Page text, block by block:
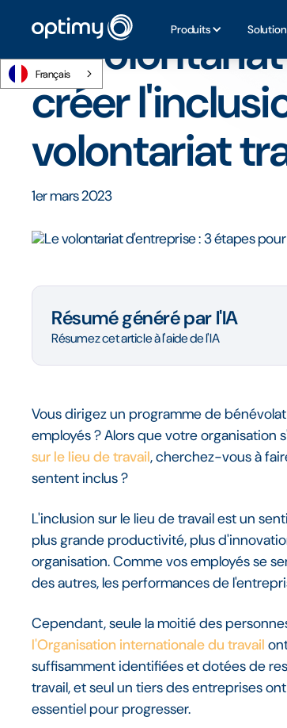
Produits
Français
Le volontariat d'entreprise :
Le
créer
volontariat
1er mars 2023
Résumé généré par l'IA
Résumez cet article à l'aide de l'IA
Vous dirigez un programme de
employés ? Alors que votre organisation
sur le lieu de travail, cherchez-vous à
sentent inclus ?
L'inclusion sur le lieu de travail est un
plus grande productivité, plus
organisation. Comme vos employés se
des autres, les performances de
Cependant, seule la moitié des
l'Organisation internationale du travail
suffisamment identifiées et dotées de
travail, et seul un tiers des entreprises
essentiel pour progresser.